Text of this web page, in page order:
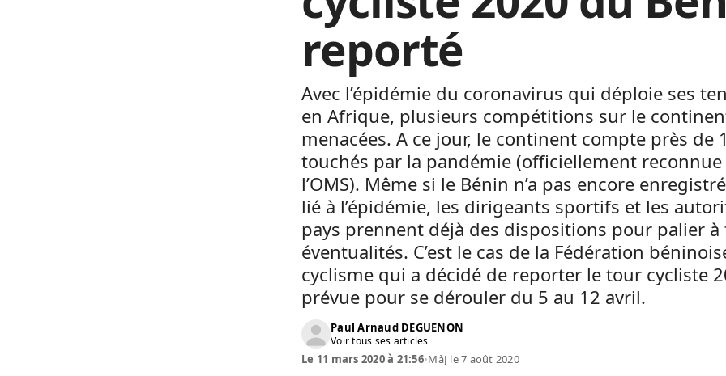
reporté
Avec l’épidémie du coronavirus qui déploie ses
en Afrique, plusieurs compétitions sur le
menacées. A ce jour, le continent compte près de
touchés par la pandémie (officiellement
l’OMS). Même si le Bénin n’a pas encore
lié à l’épidémie, les dirigeants sportifs et les
pays prennent déjà des dispositions pour palier à
éventualités. C’est le cas de la Fédération
cyclisme qui a décidé de reporter le tour cycliste
prévue pour se dérouler du 5 au 12 avril.
Paul Arnaud DEGUENON
Voir tous ses articles
Le 11 mars 2020 à 21:56•MàJ le 7 août 2020